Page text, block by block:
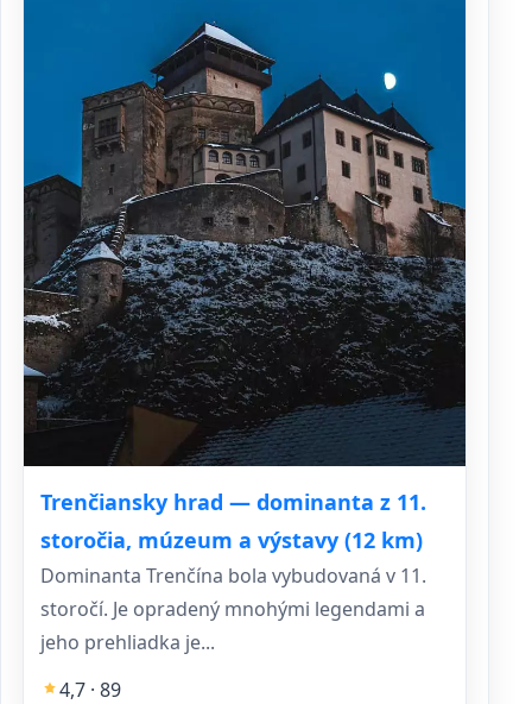
Trenčiansky hrad — dominanta z 11.
storočia, múzeum a výstavy (12 km)
Dominanta Trenčína bola vybudovaná v 11.
storočí. Je opradený mnohými legendami a
jeho prehliadka je...
4,7 · 89